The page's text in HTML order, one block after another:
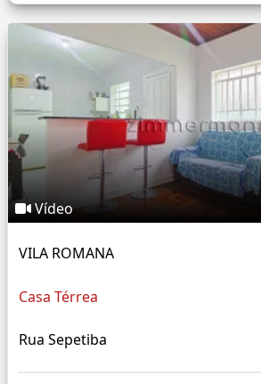
Vídeo
VILA ROMANA
Casa Térrea
Rua Sepetiba